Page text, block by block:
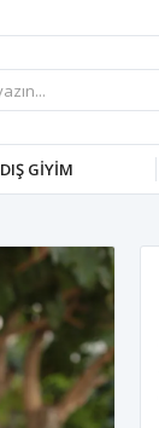
DIŞ GİYİM